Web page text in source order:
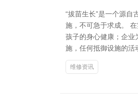
“拔苗生长”是一个源
施，不可急于求成。
孩子的身心健康；企业
施，任何抵御设施的活
维修资讯